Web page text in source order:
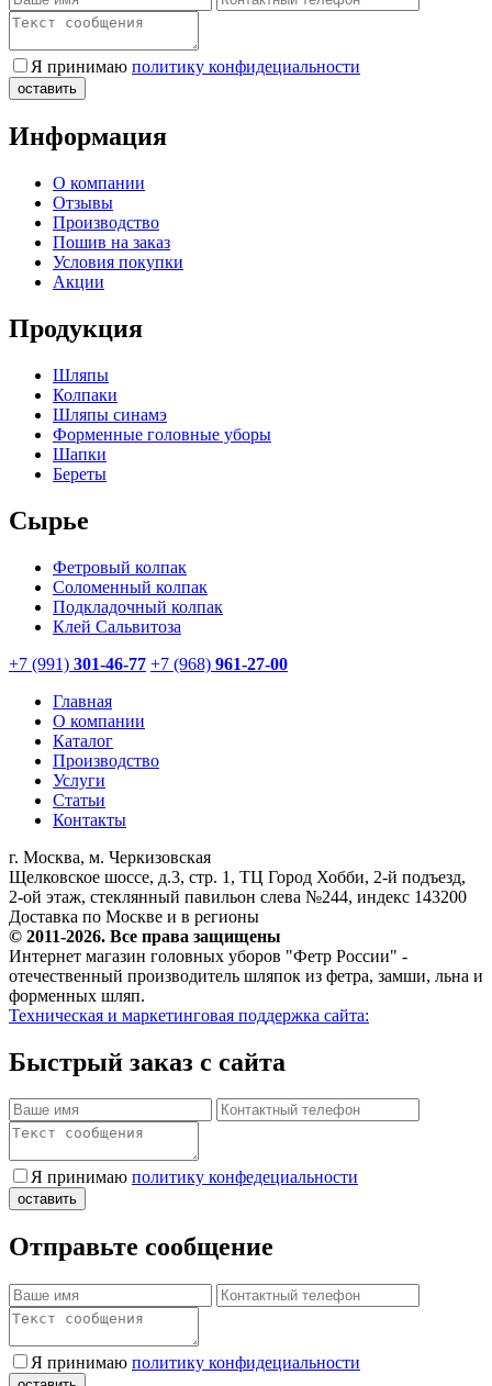
Я принимаю политику конфидециальности
Информация
О компании
Отзывы
Производство
Пошив на заказ
Условия покупки
Акции
Продукция
Шляпы
Колпаки
Шляпы синамэ
Форменные головные уборы
Шапки
Береты
Сырье
Фетровый колпак
Соломенный колпак
Подкладочный колпак
Клей Сальвитоза
+7 (991) 301-46-77 +7 (968) 961-27-00
Главная
О компании
Каталог
Производство
Услуги
Статьи
Контакты
г. Москва, м. Черкизовская
Щелковское шоссе, д.3, стр. 1, ТЦ Город Хобби, 2-й подъезд,
2-ой этаж, стеклянный павильон слева №244, индекс 143200
Доставка по Москве и в регионы
© 2011-2026. Все права защищены
Интернет магазин головных уборов "Фетр России" -
отечественный производитель шляпок из фетра, замши, льна и
форменных шляп.
Техническая и маркетинговая поддержка сайта:
Быстрый заказ с сайта
Я принимаю политику конфедециальности
Отправьте сообщение
Я принимаю политику конфидециальности